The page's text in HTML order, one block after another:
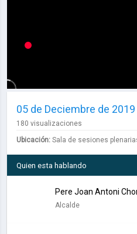
05 de Deciembre de 2019
180 visualizaciones
Ubicación: Sala de sesiones
Quien esta hablando
Pere Joan Antoni
Alcalde